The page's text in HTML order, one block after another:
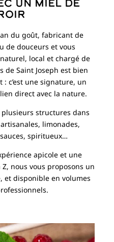
un miel de
du goût, fabricant de
de douceurs et vous
local et chargé de
de Saint Joseph est bien
: c’est une signature, un
direct avec la nature.
structures dans
limonades,
spiritueux…
apicole et une
nous vous proposons un
et disponible en volumes